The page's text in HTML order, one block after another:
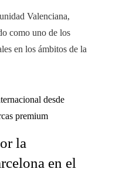
Valenciana,
como uno de los
en los ámbitos de la
la
en el